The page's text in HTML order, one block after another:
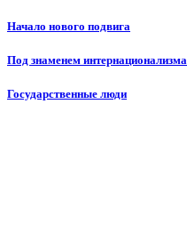
Начало нового подвига
Под знаменем интернационализма
Государственные люди